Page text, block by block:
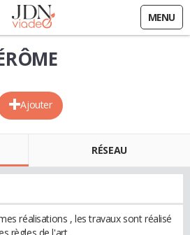
MENU
Ajouter
RÉSEAU
réalisations , les travaux sont réalisé